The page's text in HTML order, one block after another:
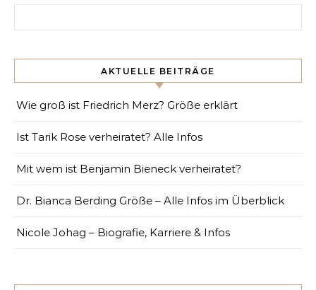
AKTUELLE BEITRÄGE
Wie groß ist Friedrich Merz? Größe erklärt
Ist Tarik Rose verheiratet? Alle Infos
Mit wem ist Benjamin Bieneck verheiratet?
Dr. Bianca Berding Größe – Alle Infos im Überblick
Nicole Johag – Biografie, Karriere & Infos